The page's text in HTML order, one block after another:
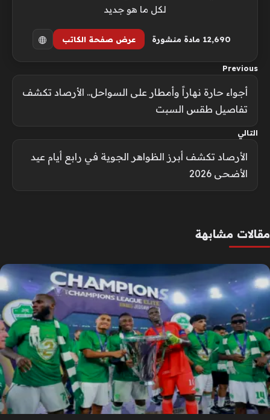
لكل ما هو جديد
12٬690 مادة منشورة عرض صفحة الكاتب
Previous
أجواء حارة نهاراً وأمطار على السواحل.. الأرصاد تكشف
تفاصيل طقس السبت
التالي
الأرصاد تكشف أبرز الظواهر الجوية في رابع أيام عيد
الأضحى 2026
مقالات مشابهة